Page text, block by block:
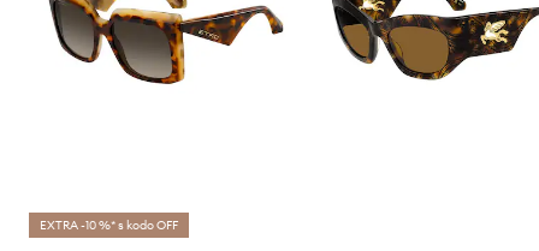
EXTRA -10 %* s kodo OFF